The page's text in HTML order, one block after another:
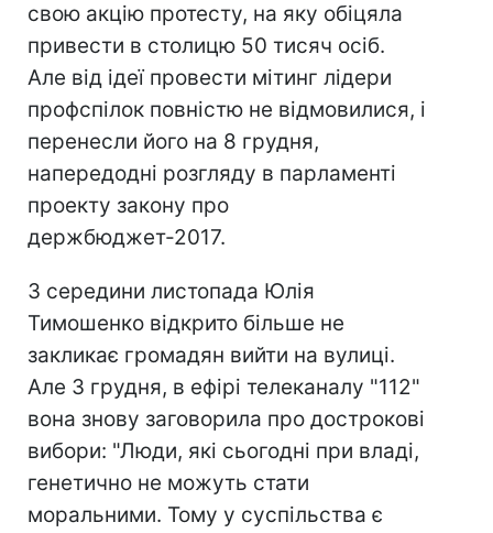
свою акцію протесту, на яку обіцяла
привести в столицю 50 тисяч осіб.
Але від ідеї провести мітинг лідери
профспілок повністю не відмовилися, і
перенесли його на 8 грудня,
напередодні розгляду в парламенті
проекту закону про
держбюджет-2017.
З середини листопада Юлія
Тимошенко відкрито більше не
закликає громадян вийти на вулиці.
Але 3 грудня, в ефірі телеканалу "112"
вона знову заговорила про дострокові
вибори: "Люди, які сьогодні при владі,
генетично не можуть стати
моральними. Тому у суспільства є